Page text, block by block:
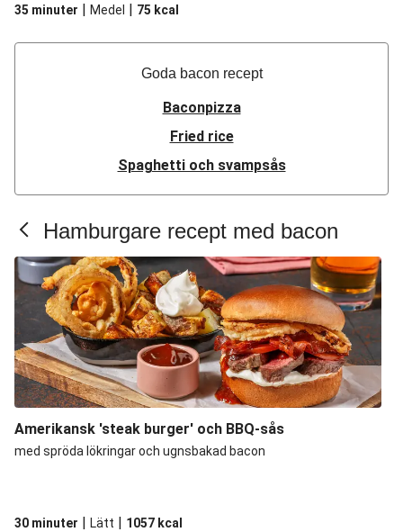
35 minuter | Medel | 75 kcal
Goda bacon recept
Baconpizza
Fried rice
Spaghetti och svampsås
Hamburgare recept med bacon
Amerikansk 'steak burger' och BBQ-sås
med spröda lökringar och ugnsbakad bacon
30 minuter | Lätt | 1057 kcal